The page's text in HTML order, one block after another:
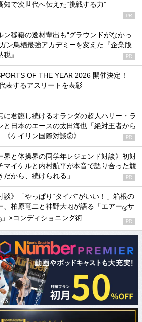
知で次世代へ伝えた“挑戦する力”
PR
ン移籍の逸材輩出も“グラウンドがなかっ
ン鳥栖最強アカデミーを変えた『企業版
』
PR
OF THE YEAR 2026 開催決定！
表するアスリートを表彰
に君臨し続けるオランダの超人ハリー・ラ
と日本のエースの太田海也「絶対王者から
《ケイリン国際対談②》
PR
界と体操界の同学年レジェンド対談》初対
マイケルと内村航平が本音で語り合った競
だから、続けられる」
PR
談》「やっぱり“タイパ”がいい！」箱根の
、柏原竜二と神野大地が語る「エアー®サ
」×コンディショニング術 PR